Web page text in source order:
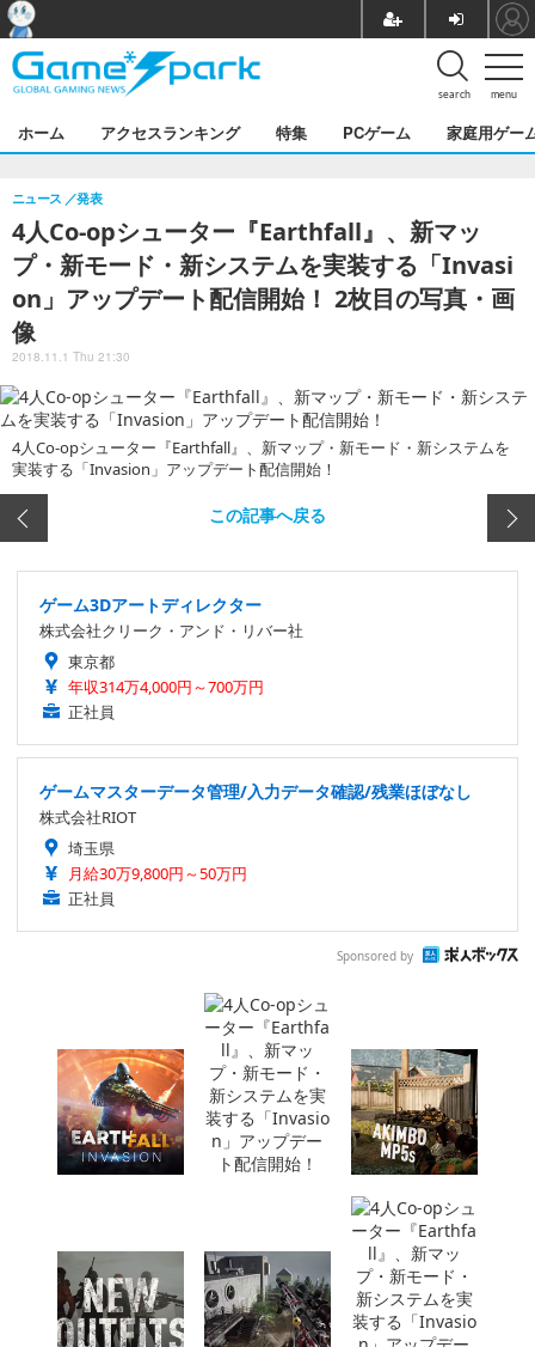
menu
search
ホーム アクセスランキング 特集 PCゲーム 家庭用ゲー
4人Co-opシューター『Earthfall』、新マッ
プ・新モード・新システムを実装する「Invasi
on」アップデート配信開始！ 2枚目の写真・画
像
ニュース 発表
2018.11.1 Thu 21:30
4人Co-opシューター『Earthfall』、新マップ・新モード・新システムを
実装する「Invasion」アップデート配信開始！
この記事へ戻る
ゲーム3Dアートディレクター
株式会社クリーク・アンド・リバー社
東京都
年収314万4,000円～700万円
正社員
ゲームマスターデータ管理/入力データ確認/残業ほぼなし
株式会社RIOT
埼玉県
月給30万9,800円～50万円
正社員
Sponsored by